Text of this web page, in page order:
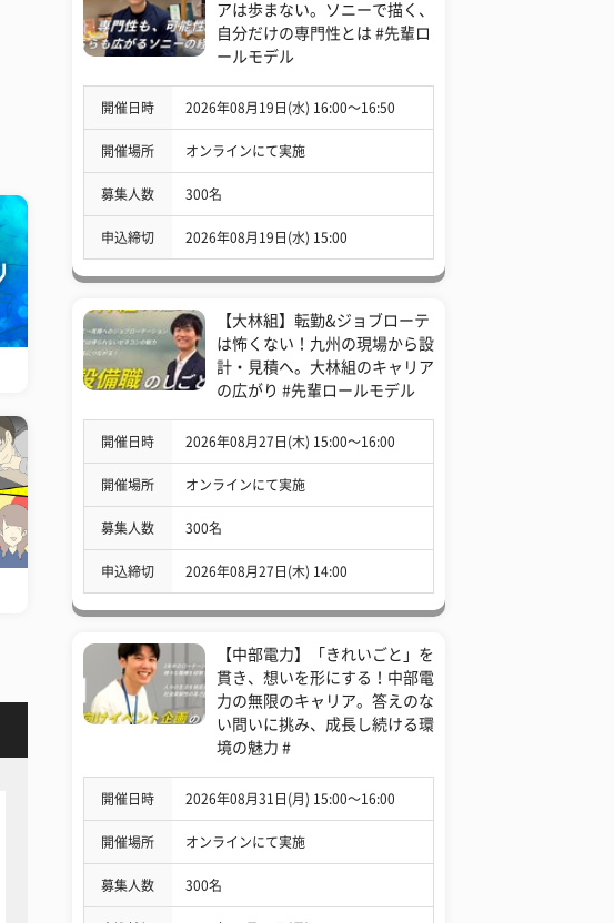
アは歩まない。ソニーで描く、
自分だけの専門性とは #先輩ロ
ールモデル
開催日時 2026年08月19日(水) 16:00〜16:50
開催場所 オンラインにて実施
募集人数 300名
申込締切 2026年08月19日(水) 15:00
【大林組】転勤&ジョブローテ
は怖くない！九州の現場から設
計・見積へ。大林組のキャリア
の広がり #先輩ロールモデル
開催日時 2026年08月27日(木) 15:00〜16:00
開催場所 オンラインにて実施
募集人数 300名
申込締切 2026年08月27日(木) 14:00
【中部電力】「きれいごと」を
貫き、想いを形にする！中部電
力の無限のキャリア。答えのな
い問いに挑み、成長し続ける環
境の魅力 #
開催日時 2026年08月31日(月) 15:00〜16:00
開催場所 オンラインにて実施
募集人数 300名